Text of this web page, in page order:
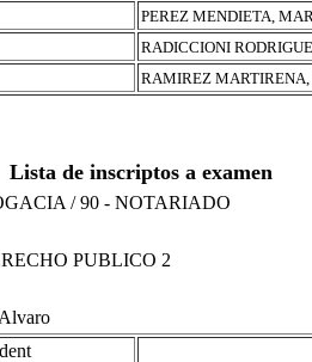
PEREZ MENDIETA,
RADICCIONI
RAMIREZ MARTIRENA,
Lista de inscriptos a examen
/ 90 - NOTARIADO
PUBLICO 2